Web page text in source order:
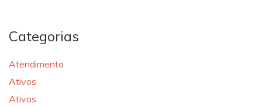
Categorias
Atendimento
Ativos
Ativos